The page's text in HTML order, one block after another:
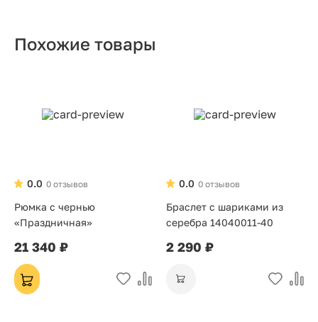
Похожие товары
0 отзывов
0.0
Рюмка с чернью
«Праздничная»
21 340 ₽
0 отзывов
0.0
Браслет с шариками из
серебра 14040011-40
2 290 ₽